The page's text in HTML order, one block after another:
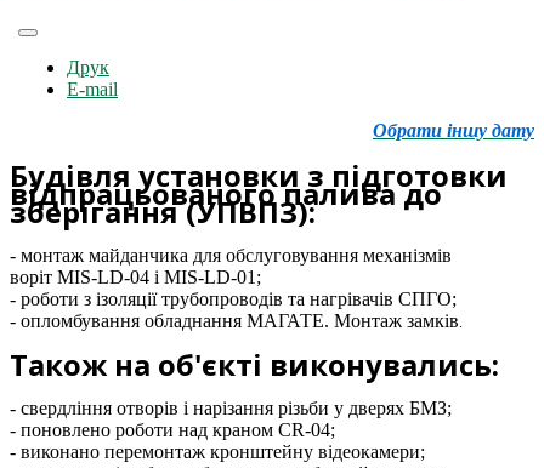
Друк
E-mail
Обрати іншу дату
Будівля установки з підготовки
відпрацьованого палива до
зберігання (УПВПЗ):
- монтаж майданчика для обслуговування механізмів
воріт MIS-LD-04 і MIS-LD-01;
- роботи з ізоляції трубопроводів та нагрівачів СПГО;
- опломбування обладнання МАГАТЕ. Монтаж замків
Також на об'єкті виконувались:
- свердління отворів і нарізання різьби у дверях БМЗ;
- поновлено роботи над краном CR-04;
- виконано перемонтаж кронштейну відеокамери;